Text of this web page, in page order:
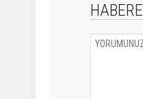
HABERE